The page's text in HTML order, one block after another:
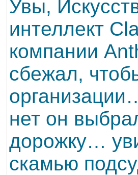
Увы,
интеллект
компании
сбежал,
нет он
дорожку…
скамью